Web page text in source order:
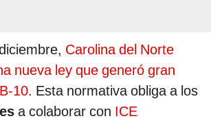
Carolina del Norte
nueva ley que generó gran
10. Esta normativa obliga a los
a colaborar con ICE